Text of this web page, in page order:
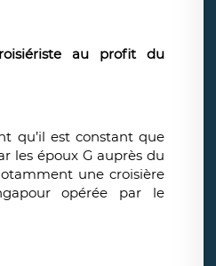
au profit du
qu’il est constant que
les époux G auprès du
une croisière
opérée par le